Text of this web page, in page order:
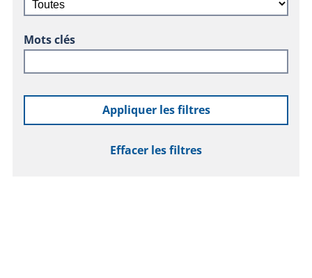
Mots clés
Appliquer les filtres
Effacer les filtres